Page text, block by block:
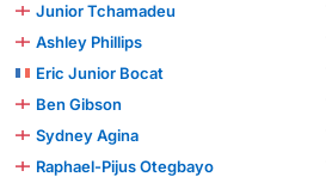
Junior Tchamadeu
Ashley Phillips
Eric Junior Bocat
Ben Gibson
Sydney Agina
Raphael-Pijus Otegbayo